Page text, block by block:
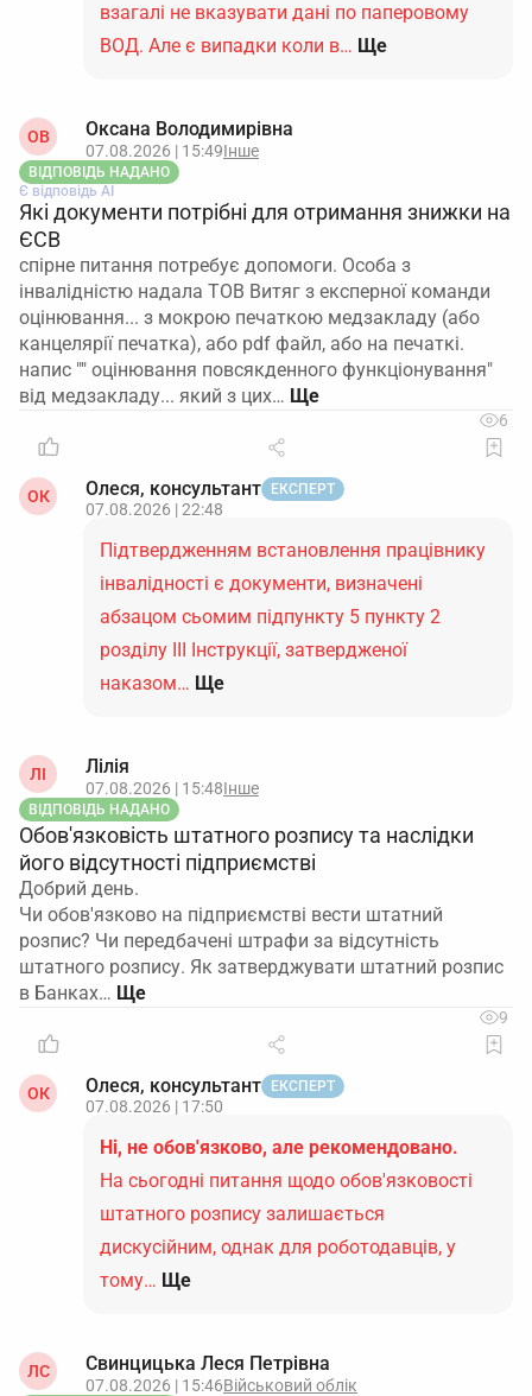
взагалі не вказувати дані по паперовому
ВОД. Але є випадки коли в… Ще
ОВ Оксана Володимирівна
07.08.2026 | 15:49Інше
ВІДПОВІДЬ НАДАНО
Є відповідь АІ
Які документи потрібні для отримання знижки на
ЄСВ
спірне питання потребує допомоги. Особа з
інвалідністю надала ТОВ Витяг з експерної команди
оцінювання... з мокрою печаткою медзакладу (або
канцелярії печатка), або pdf файл, або на печаткі.
напис "" оцінювання повсякденного функціонування"
від медзакладу... який з цих…
6
ОК Олеся, консультант ЕКСПЕРТ
07.08.2026 | 22:48
Підтвердженням встановлення працівнику
інвалідності є документи, визначені
абзацом сьомим підпункту 5 пункту 2
розділу ІІІ Інструкції, затвердженої
наказом… Ще
ЛІ Лілія
07.08.2026 | 15:48Інше
ВІДПОВІДЬ НАДАНО
Обов'язковість штатного розпису та наслідки
його відсутності підприємстві
Добрий день.
Чи обов'язково на підприємстві вести штатний
розпис? Чи передбачені штрафи за відсутність
штатного розпису. Як затверджувати штатний розпис
в Банках…
9
ОК Олеся, консультант ЕКСПЕРТ
07.08.2026 | 17:50
Ні, не обов'язково, але рекомендовано.
На сьогодні питання щодо обов'язковості
штатного розпису залишається
дискусійним, однак для роботодавців, у
тому… Ще
ЛС Свинцицька Леся Петрівна
07.08.2026 | 15:46Військовий облік